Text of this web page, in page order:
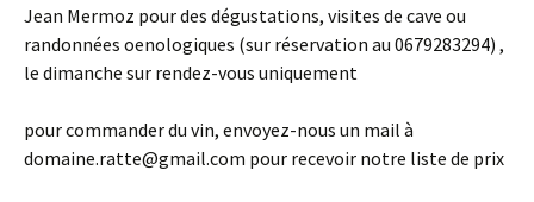
Jean Mermoz pour des dégustations, visites de cave ou
randonnées oenologiques (sur réservation au 0679283294) ,
le dimanche sur rendez-vous uniquement
pour commander du vin, envoyez-nous un mail à
domaine.ratte@gmail.com pour recevoir notre liste de prix